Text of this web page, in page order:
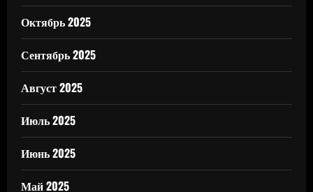
Октябрь 2025
Сентябрь 2025
Август 2025
Июль 2025
Июнь 2025
Май 2025